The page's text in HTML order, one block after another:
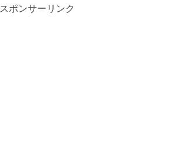
スポンサーリンク